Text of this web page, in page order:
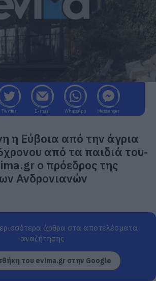
Twitter E-mail WhatsApp Messenger
η Εύβοια από την άγρια
από τα παιδιά του-
ο πρόεδρος της
Ανδρονιανών
άρθρα στα αποτελέσματα
αναζήτησης
του evima.gr στην Google